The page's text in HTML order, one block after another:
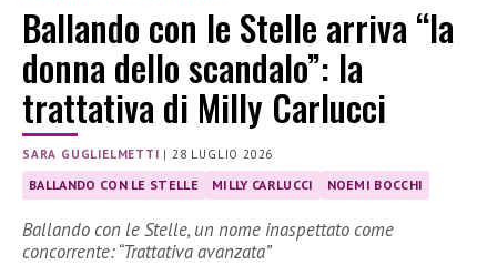
Ballando con le Stelle arriva “la
donna dello scandalo”: la
trattativa di Milly Carlucci
SARA GUGLIELMETTI |28 LUGLIO 2026
BALLANDO CON LE STELLE MILLY CARLUCCI NOEMI BOCCHI
Ballando con le Stelle, un nome inaspettato come
concorrente: “Trattativa avanzata”